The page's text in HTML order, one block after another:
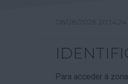
06/08/2026 20:14:24
Para acceder á